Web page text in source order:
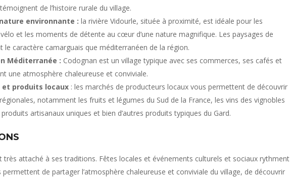
de l’histoire rurale du village.
environnante : la rivière Vidourle, située à proximité, est idéale pour les
et les moments de détente au cœur d’une nature magnifique. Les paysages de
caractère camarguais que méditerranéen de la région.
Méditerranée : Codognan est un village typique avec ses commerces, ses cafés et
une atmosphère chaleureuse et conviviale.
et produits locaux : les marchés de producteurs locaux vous permettent de découvrir
notamment les fruits et légumes du Sud de la France, les vins des vignobles
artisanaux uniques et bien d’autres produits typiques du Gard.
très attaché à ses traditions. Fêtes locales et événements culturels et sociaux rythment
permettent de partager l’atmosphère chaleureuse et conviviale du village, de découvrir